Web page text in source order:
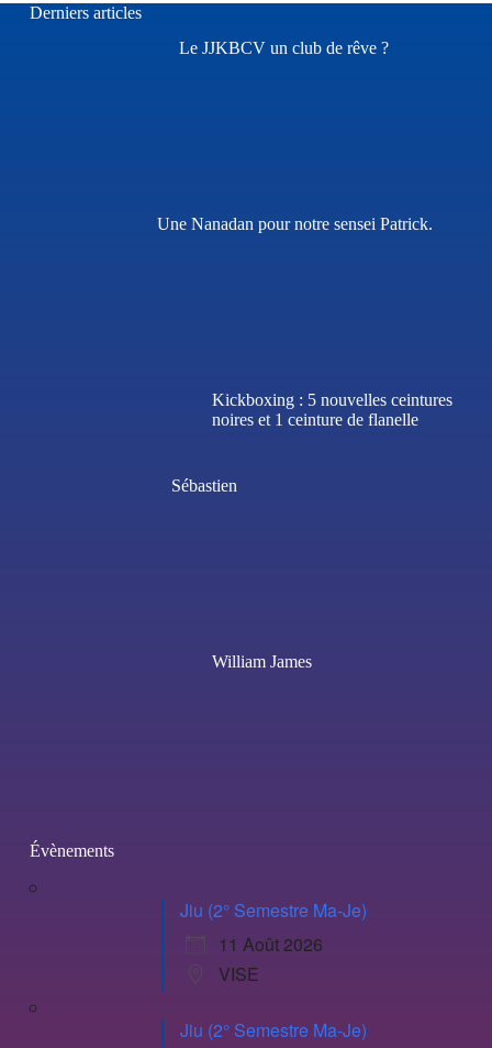
Derniers articles
Le JJKBCV un club de rêve ?
Une Nanadan pour notre sensei Patrick.
Kickboxing : 5 nouvelles ceintures
noires et 1 ceinture de flanelle
Sébastien
William James
Évènements
Jiu (2° Semestre Ma-Je)
11 Août 2026
VISE
Jiu (2° Semestre Ma-Je)